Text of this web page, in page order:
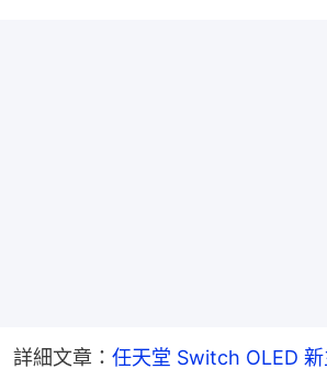
詳細文章： 任天堂 Switch OLED